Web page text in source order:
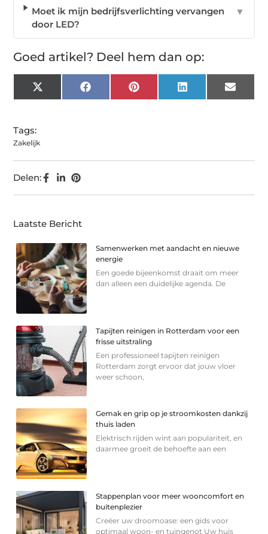
Moet ik mijn bedrijfsverlichting vervangen
door LED?
▼
Goed artikel? Deel hem dan op:
X
(Twitter)
FacebookPinterest LinkedIn Email
Tags:
Zakelijk
Delen:
Laatste Bericht
Samenwerken met aandacht en nieuwe
energie
Een goede bijeenkomst draait om meer
dan alleen een duidelijke agenda. De
Tapijten reinigen in Rotterdam voor een
frisse uitstraling
Een professioneel tapijten reinigen
Rotterdam zorgt ervoor dat jouw vloer
weer schoon,
Gemak en grip op je stroomkosten dankzij
thuis laden
Elektrisch rijden wint aan populariteit, en
daarmee groeit de behoefte aan een
Stappenplan voor meer wooncomfort en
buitenplezier
Creëer uw droomoase: een gids voor
optimaal woon- en tuingenot Uw huis